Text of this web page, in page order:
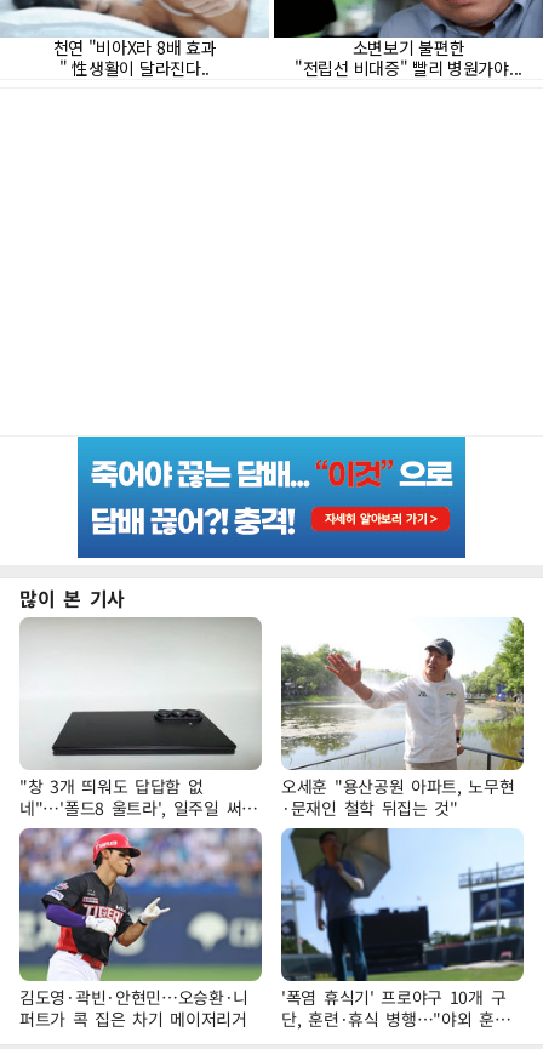
많이 본 기사
"창 3개 띄워도 답답함 없
네"…'폴드8 울트라', 일주일 써보
니
오세훈 "용산공원 아파트, 노무현
·문재인 철학 뒤집는 것"
김도영·곽빈·안현민…오승환·니
퍼트가 콕 집은 차기 메이저리거
'폭염 휴식기' 프로야구 10개 구
단, 훈련·휴식 병행…"야외 훈련
해도 안전 최우선"